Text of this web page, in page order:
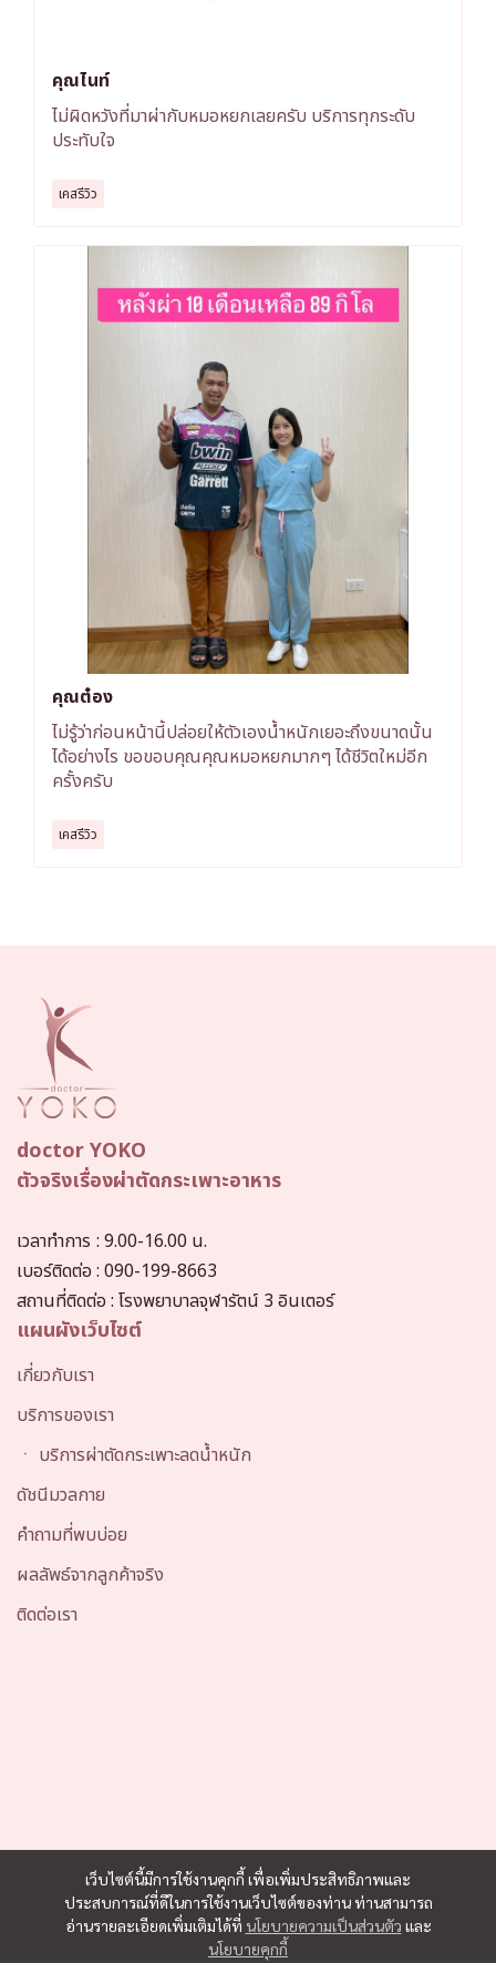
คุณไนท์
ไม่ผิดหวังที่มาผ่ากับหมอหยกเลยครับ บริการทุกระดับ
ประทับใจ
เคสรีวิว
คุณต๋อง
ไม่รู้ว่าก่อนหน้านี้ปล่อยให้ตัวเองน้ำหนักเยอะถึงขนาดนั้น
ได้อย่างไร ขอขอบคุณคุณหมอหยกมากๆ ได้ชีวิตใหม่อีก
ครั้งครับ
เคสรีวิว
เว็บไซต์นี้มีการใช้งานคุกกี้ เพื่อเพิ่มประสิทธิภาพและ
ประสบการณ์ที่ดีในการใช้งานเว็บไซต์ของท่าน ท่านสามารถ
อ่านรายละเอียดเพิ่มเติมได้ที่ นโยบายความเป็นส่วนตัว และ
นโยบายคุกกี้
doctor YOKO
ตัวจริงเรื่องผ่าตัดกระเพาะอาหาร
เวลาทำการ : 9.00-16.00 น.
เบอร์ติดต่อ : 090-199-8663
สถานที่ติดต่อ : โรงพยาบาลจุฬารัตน์ 3 อินเตอร์
แผนผังเว็บไซต์
เกี่ยวกับเรา
บริการของเรา
ㆍ บริการผ่าตัดกระเพาะลดน้ำหนัก
ดัชนีมวลกาย
คำถามที่พบบ่อย
ผลลัพธ์จากลูกค้าจริง
ติดต่อเรา